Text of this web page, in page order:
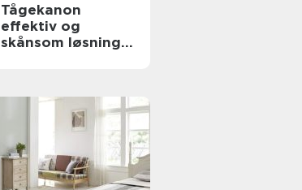
Tågekanon
effektiv og
skånsom løsning